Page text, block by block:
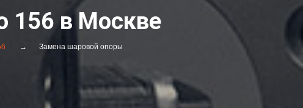
156 в Москве
Замена шаровой опоры